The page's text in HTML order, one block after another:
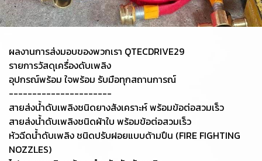
ผลงานการส่งมอบของพวกเรา QTECDRIVE29
รายการวัสดุเครื่องดับเพลิง
อุปกรณ์พร้อม ใจพร้อม รับมือทุกสถานการณ์
----------------------
สายส่งน้ำดับเพลิงชนิดยางสังเคราะห์ พร้อมข้อต่อสวมเร็ว
สายส่งน้ำดับเพลิงชนิดผ้าใบ พร้อมข้อต่อสวมเร็ว
หัวฉีดน้ำดับเพลิง ชนิดปรับฝอยแบบด้ามปืน (FIRE FIGHTING
NOZZLES)